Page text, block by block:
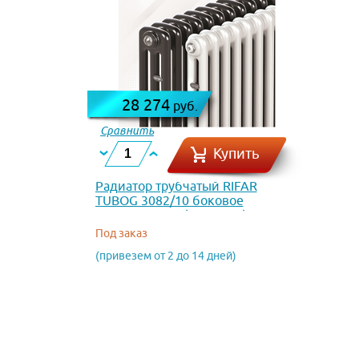
28 274руб.
Сравнить
Купить
Радиатор трубчатый RIFAR
TUBOG 3082/10 боковое
подключение (RAL 6013)
Под заказ
(привезем от 2 до 14 дней)